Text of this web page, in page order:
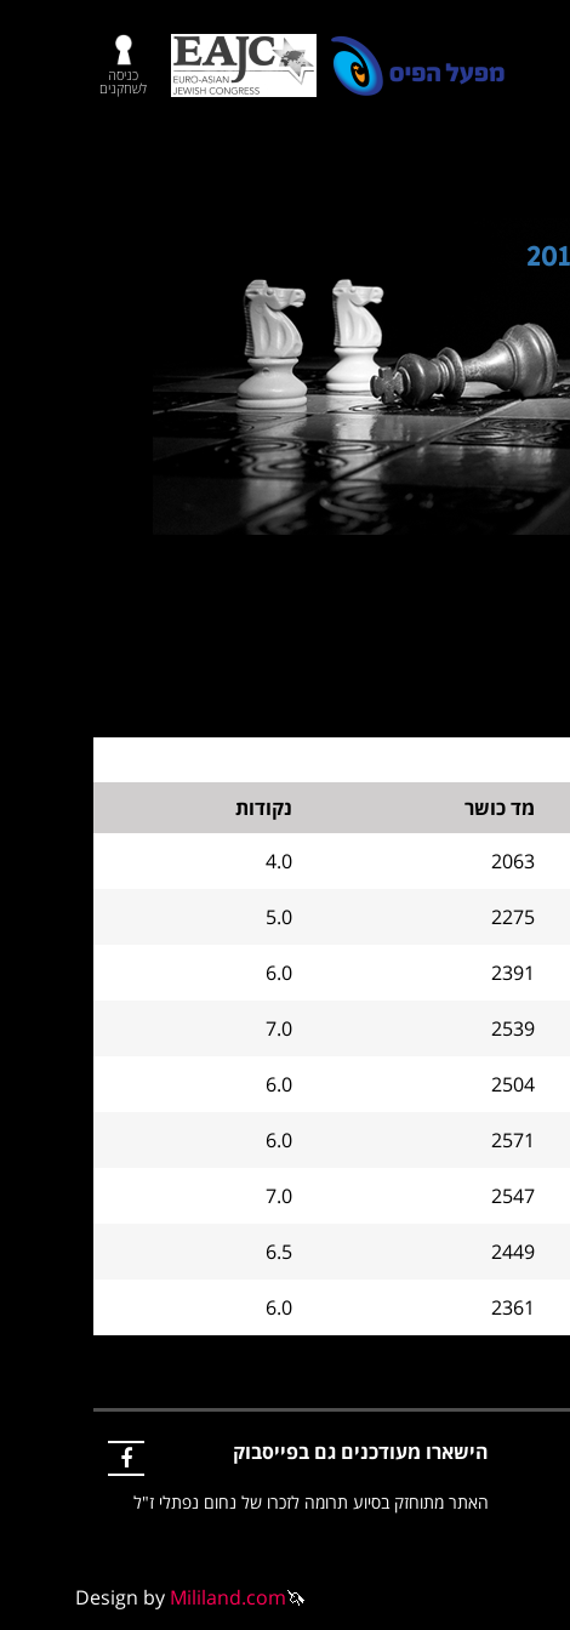
כניסה
לשחקנים
מד כושר
נקודות
2063
4.0
2275
5.0
2391
6.0
2539
7.0
2504
6.0
2571
6.0
2547
7.0
2449
6.5
2361
6.0
הישארו מעודכנים גם בפייסבוק
האתר מתוחזק בסיוע תרומה לזכרו של נחום נפתלי ז"ל
Design by Mililand.com🦄